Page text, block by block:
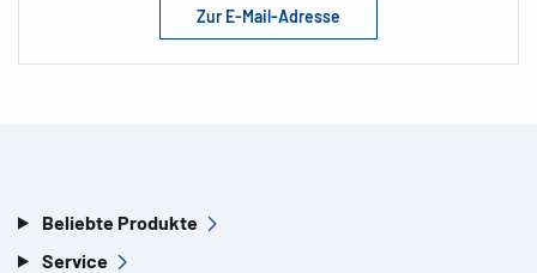
gewährleisten.
Zur E-Mail-Adresse
Beliebte Produkte
Service